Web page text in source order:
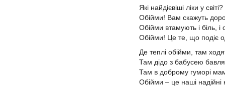
Які найдієвіші ліки у світі?
Обійми! Вам скажуть
Обійми втамують і біль, і
Обійми! Це те, що подіє
Де теплі обійми, там
Там дідо з бабусею
Там в доброму гуморі
Обійми – це наші надійні